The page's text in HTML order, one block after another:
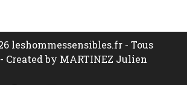
leshommessensibles.fr - Tous
Created by MARTINEZ Julien